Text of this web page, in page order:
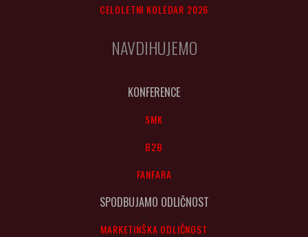
CELOLETNI KOLEDAR 2026
NAVDIHUJEMO
KONFERENCE
SMK
B2B
FANFARA
SPODBUJAMO ODLIČNOST
MARKETINŠKA ODLIČNOST